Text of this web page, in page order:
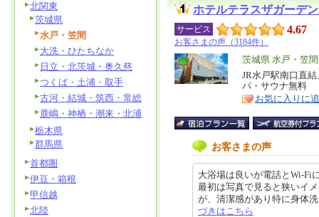
ホテルテラスザガーデ
サービス 4.67
お客さまの声（3184件）
エ
リ
ア
茨城県 水戸・笠間
特
徴
JR水戸駅南口直
パ・サウナ無料
お気に入りに
お客さまの声
大浴場は良いが電話とWi-Fi
最初は写真で見ると狭いイ
が、清潔感があり特に身体
づきはこちら
北関東
茨城県
水戸・笠間
大洗・ひたちなか
日立・北茨城・奥久慈
つくば・土浦・取手
古河・結城・筑西・常総
鹿嶋・神栖・潮来・北浦
栃木県
群馬県
首都圏
伊豆・箱根
甲信越
北陸